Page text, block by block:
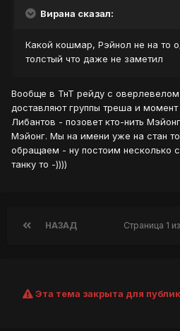
Вирана сказал:
Какой кошмар, Рэйнол не на то
толстый что даже не заметил
Вообще в ТнТ рейду с
доставляют группы треша и
Либантов - позовет кто-нить
Мэйонг. Мы на имени уже на стан
обращаем - ну постоим несколько
танку то -))))
НАЗАД Страница 1
Эта тема закрыта для